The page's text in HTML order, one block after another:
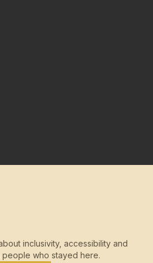
inclusivity, accessibility and
who stayed here.